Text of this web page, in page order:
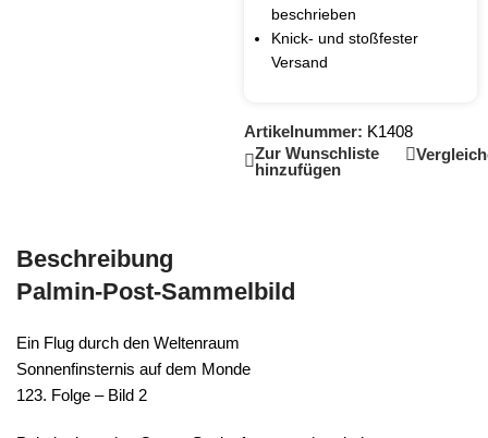
beschrieben
Knick- und stoßfester
Versand
Artikelnummer: K1408
Zur Wunschliste
hinzufügen
Beschreibung
Palmin-Post-Sammelbild
Ein Flug durch den Weltenraum
Sonnenfinsternis auf dem Monde
123. Folge – Bild 2